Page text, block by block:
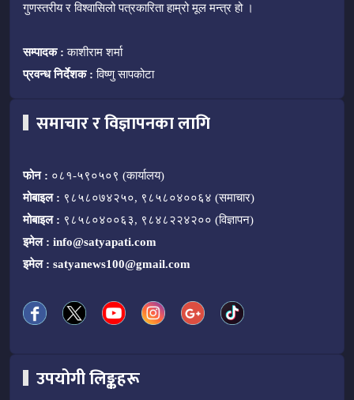
गुणस्तरीय र विश्वासिलो पत्रकारिता हाम्रो मूल मन्त्र हो ।
सम्पादक : काशीराम शर्मा
प्रवन्ध निर्देशक : विष्णु सापकोटा
समाचार र विज्ञापनका लागि
फोन : ०८१-५९०५०९ (कार्यालय)
मोबाइल : ९८५८०७४२५०, ९८५८०४००६४ (समाचार)
मोबाइल : ९८५८०४००६३, ९८४८२२४२०० (विज्ञापन)
इमेल : info@satyapati.com
इमेल : satyanews100@gmail.com
उपयोगी लिङ्कहरू